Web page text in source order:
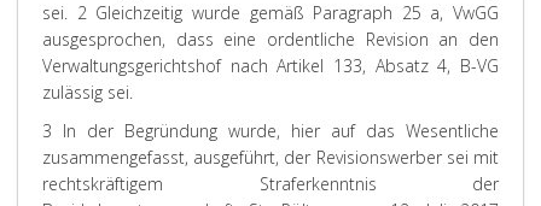
sei. 2 Gleichzeitig wurde gemäß Paragraph 25 a, VwGG
ausgesprochen, dass eine ordentliche Revision an den
Verwaltungsgerichtshof nach Artikel 133, Absatz 4, B-VG
zulässig sei.
3 In der Begründung wurde, hier auf das Wesentliche
zusammengefasst, ausgeführt, der Revisionswerber sei mit
rechtskräftigem Straferkenntnis der